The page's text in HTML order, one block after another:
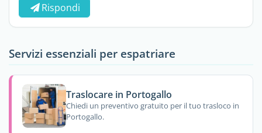
Rispondi
Servizi essenziali per espatriare
Traslocare in Portogallo
Chiedi un preventivo gratuito per il tuo trasloco in
Portogallo.